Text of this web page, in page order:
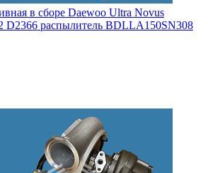
в сборе Daewoo Ultra Novus
D2366 распылитель BDLLA150SN308